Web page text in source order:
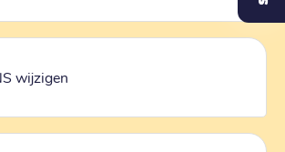
wijzigen